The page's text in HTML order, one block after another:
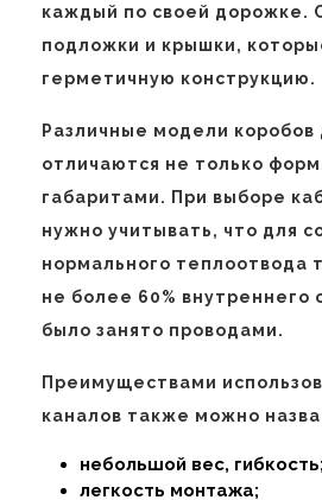
каждый по своей дорожке.
подложки и крышки,
герметичную конструкцию.
Различные модели коробов
отличаются не только
габаритами. При выборе
нужно учитывать, что для
нормального теплоотвода
не более 60% внутреннего
было занято проводами.
Преимуществами
каналов также можно
небольшой вес, гибкость;
легкость монтажа;